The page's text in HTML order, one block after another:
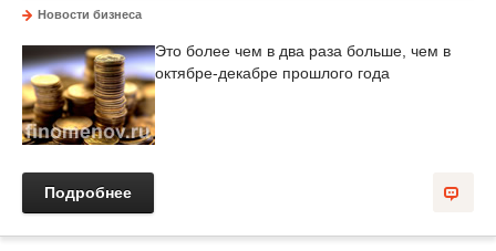
Новости бизнеса
Это более чем в два раза больше, чем в
октябре-декабре прошлого года
Подробнее